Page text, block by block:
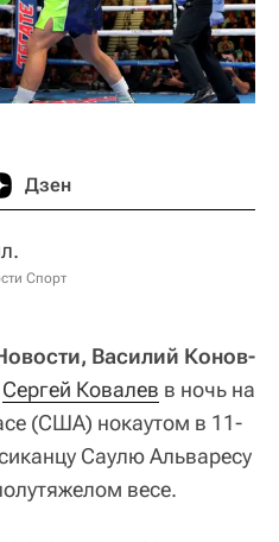
Дзен
Спорт
Василий Конов-
Сергей Ковалев в ночь на
(США) нокаутом в 11-
Саулю Альваресу
весе.